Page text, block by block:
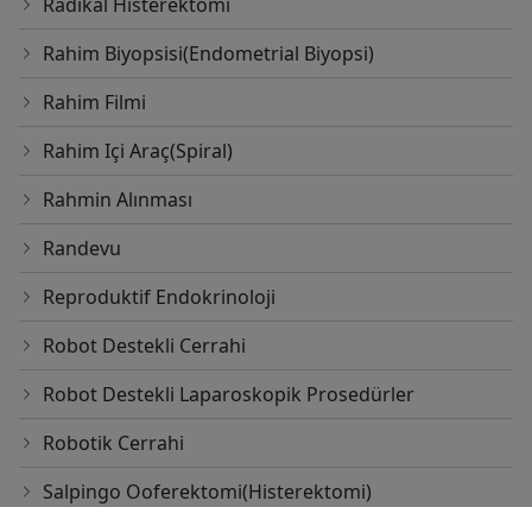
Radikal Histerektomi
Rahim Biyopsisi(Endometrial Biyopsi)
Rahim Filmi
Rahim Içi Araç(Spiral)
Rahmin Alınması
Randevu
Reproduktif Endokrinoloji
Robot Destekli Cerrahi
Robot Destekli Laparoskopik Prosedürler
Robotik Cerrahi
Salpingo Ooferektomi(Histerektomi)